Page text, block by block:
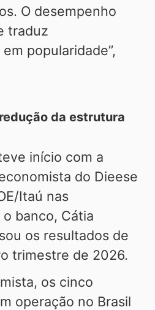
O desempenho
traduz
popularidade”,
da estrutura
início com a
do Dieese
Itaú nas
banco, Cátia
os resultados de
trimestre de 2026.
os cinco
operação no Brasil